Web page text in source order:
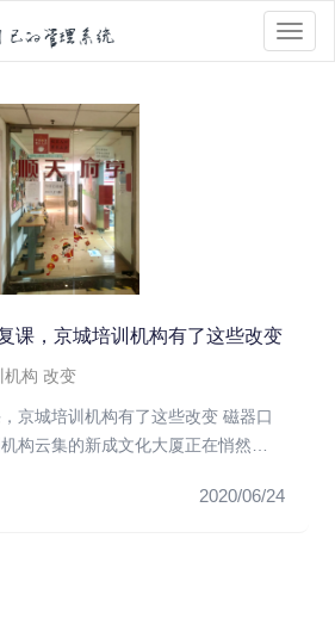
城培训机构
课，京城培训机构有了这些改变
机构 改变
京城培训机构有了这些改变 磁器口
构云集的新成文化大厦正在悄然复
2020/06/24